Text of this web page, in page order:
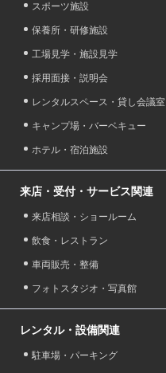
スポーツ施設
保養所・研修施設
工場見学・施設見学
採用面接・説明会
レンタルスペース・貸し会議室
キャンプ場・バーベキュー
ホテル・宿泊施設
来店・受付・サービス関連
来店相談・ショールーム
飲食・レストラン
車両販売・整備
フォトスタジオ・写真館
レンタル・設備関連
駐車場・パーキング